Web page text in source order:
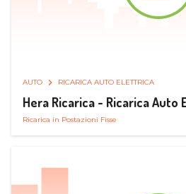
AUTO RICARICA AUTO ELETTRICA
Hera Ricarica - Ricarica Auto
Ricarica in Postazioni Fisse